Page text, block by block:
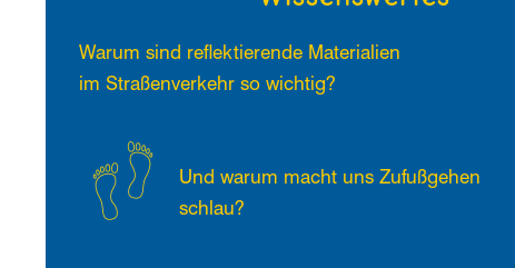
Warum sind reflektierende Materialien
im Straßenverkehr so wichtig?
Und warum macht uns Zufußgehen
schlau?